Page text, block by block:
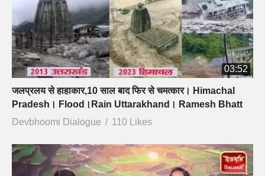
03:52
जलप्रलय से हाहाकार,10 साल बाद फिर से चमत्कार। Himachal
Pradesh। Flood।Rain Uttarakhand। Ramesh Bhatt
Devbhoomi Dialogue
110 Likes